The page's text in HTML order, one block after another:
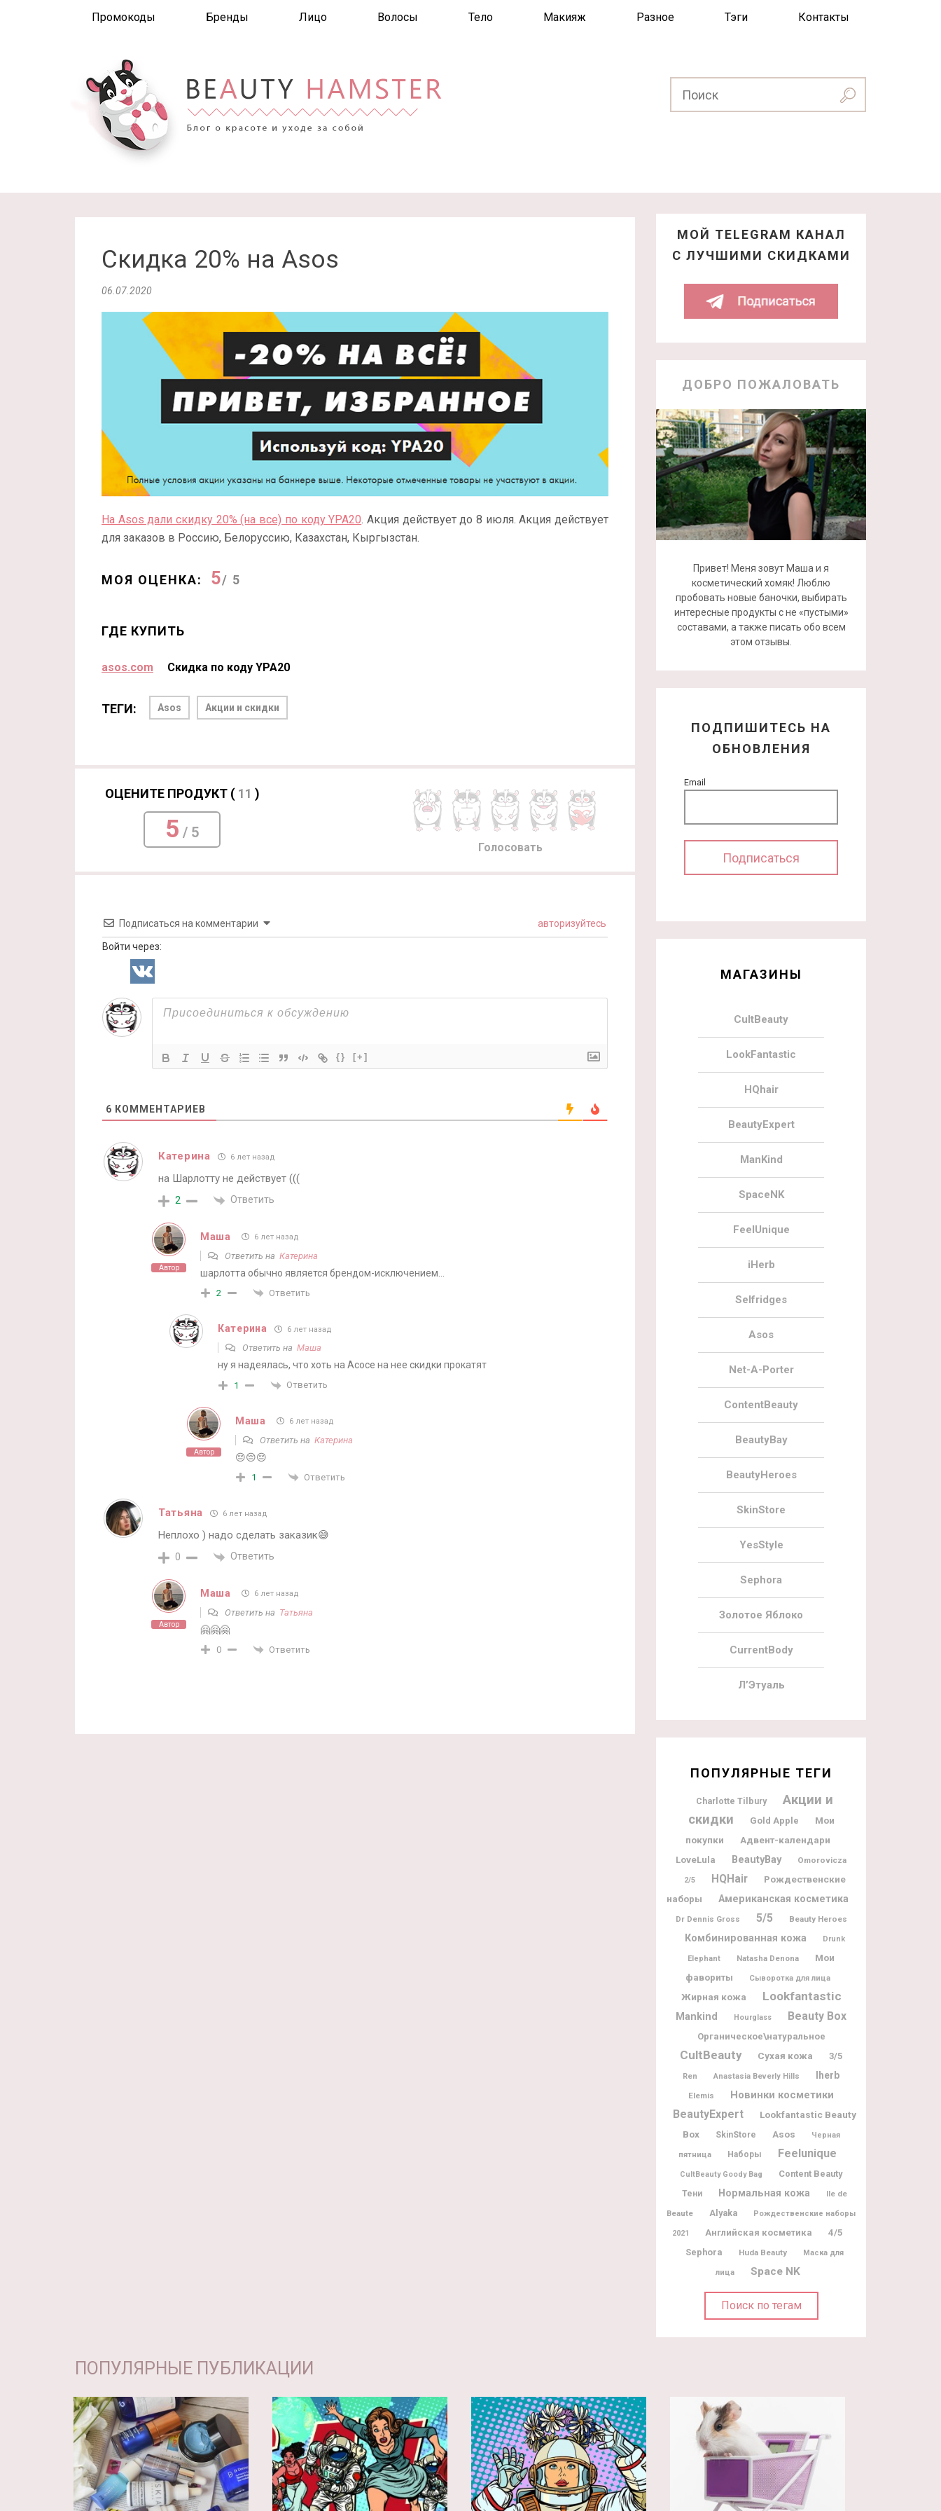
Промокоды Бренды Лицо Волосы Тело Макияж Разное Тэги Контакты
Скидка 20% на Asos
06.07.2020
На Asos дали скидку 20% (на все) по коду YPA20. Акция действует до 8 июля. Акция действует
для заказов в Россию, Белоруссию, Казахстан, Кыргызстан.
МОЯ ОЦЕНКА: 5/ 5
ГДЕ КУПИТЬ
asos.com Скидка по коду YPA20
ТЕГИ: Asos Акции и скидки
ОЦЕНИТЕ ПРОДУКТ ( 11 )
5 / 5
Голосовать
Подписаться на комментарии авторизуйтесь
Войти через:
{} [+]
6 КОММЕНТАРИЕВ
Катерина 6 лет назад
на Шарлотту не действует (((
2 Ответить
Автор
Маша 6 лет назад
Ответить на Катерина
шарлотта обычно является брендом-исключением…
2 Ответить
Катерина 6 лет назад
Ответить на Маша
ну я надеялась, что хоть на Асосе на нее скидки прокатят
1 Ответить
Автор
Маша 6 лет назад
Ответить на Катерина
😔😔😔
1 Ответить
Татьяна 6 лет назад
Неплохо ) надо сделать заказик😅
0 Ответить
Автор
Маша 6 лет назад
Ответить на Татьяна
🤗🤗🤗
0 Ответить
МОЙ TELEGRAM КАНАЛ
С ЛУЧШИМИ СКИДКАМИ
ДОБРО ПОЖАЛОВАТЬ
Привет! Меня зовут Маша и я
косметический хомяк! Люблю
пробовать новые баночки, выбирать
интересные продукты с не «пустыми»
составами, а также писать обо всем
этом отзывы.
ПОДПИШИТЕСЬ НА
ОБНОВЛЕНИЯ
Email
МАГАЗИНЫ
CultBeauty
LookFantastic
HQhair
BeautyExpert
ManKind
SpaceNK
FeelUnique
iHerb
Selfridges
Asos
Net-A-Porter
ContentBeauty
BeautyBay
BeautyHeroes
SkinStore
YesStyle
Sephora
Золотое Яблоко
CurrentBody
Л’Этуаль
ПОПУЛЯРНЫЕ ТЕГИ
Charlotte Tilbury
Акции и
скидки
Gold Apple
Мои
покупки
Адвент-календари
LoveLula BeautyBay Omorovicza
2/5 HQHair
Рождественские
наборы
Американская косметика
Dr Dennis Gross 5/5 Beauty Heroes
Комбинированная кожа Drunk
Elephant Natasha Denona
Мои
фавориты
Сыворотка для лица
Жирная кожа Lookfantastic
Mankind Hourglass Beauty Box
Органическое\натуральное
CultBeauty Сухая кожа 3/5
Ren Anastasia Beverly Hills Iherb
Elemis Новинки косметики
BeautyExpert
Lookfantastic Beauty
Box
SkinStore Asos Черная
пятница Наборы Feelunique
CultBeauty Goody Bag Content Beauty
Тени Нормальная кожа
Ile de
Beaute
Alyaka Рождественские наборы
2021 Английская косметика
4/5
Sephora
Huda Beauty Маска для
лица Space NK
Поиск по тегам
ПОПУЛЯРНЫЕ ПУБЛИКАЦИИ